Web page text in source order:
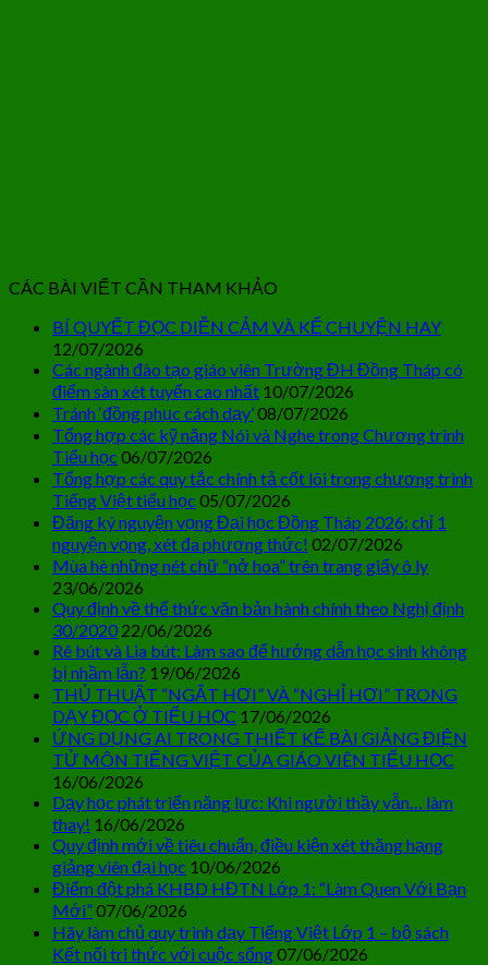
CÁC BÀI VIẾT CẦN THAM KHẢO
BÍ QUYẾT ĐỌC DIỄN CẢM VÀ KỂ CHUYỆN HAY
12/07/2026
Các ngành đào tạo giáo viên Trường ĐH Đồng Tháp có
điểm sàn xét tuyển cao nhất 10/07/2026
Tránh ‘đồng phục cách dạy’08/07/2026
Tổng hợp các kỹ năng Nói và Nghe trong Chương trình
Tiểu học 06/07/2026
Tổng hợp các quy tắc chính tả cốt lõi trong chương trình
Tiếng Việt tiểu học 05/07/2026
Đăng ký nguyện vọng Đại học Đồng Tháp 2026: chỉ 1
nguyện vọng, xét đa phương thức! 02/07/2026
Mùa hè những nét chữ “nở hoa” trên trang giấy ô ly
23/06/2026
Quy định về thể thức văn bản hành chính theo Nghị định
30/2020 22/06/2026
Rê bút và Lia bút: Làm sao để hướng dẫn học sinh không
bị nhầm lẫn? 19/06/2026
THỦ THUẬT “NGẮT HƠI” VÀ “NGHỈ HƠI” TRONG
DẠY ĐỌC Ở TIỂU HỌC 17/06/2026
ỨNG DỤNG AI TRONG THIẾT KẾ BÀI GIẢNG ĐIỆN
TỬ MÔN TIẾNG VIỆT CỦA GIÁO VIÊN TIỂU HỌC
16/06/2026
Dạy học phát triển năng lực: Khi người thầy vẫn… làm
thay! 16/06/2026
Quy định mới về tiêu chuẩn, điều kiện xét thăng hạng
giảng viên đại học 10/06/2026
Điểm đột phá KHBD HĐTN Lớp 1: “Làm Quen Với Bạn
Mới”07/06/2026
Hãy làm chủ quy trình dạy Tiếng Việt Lớp 1 – bộ sách
Kết nối tri thức với cuộc sống07/06/2026